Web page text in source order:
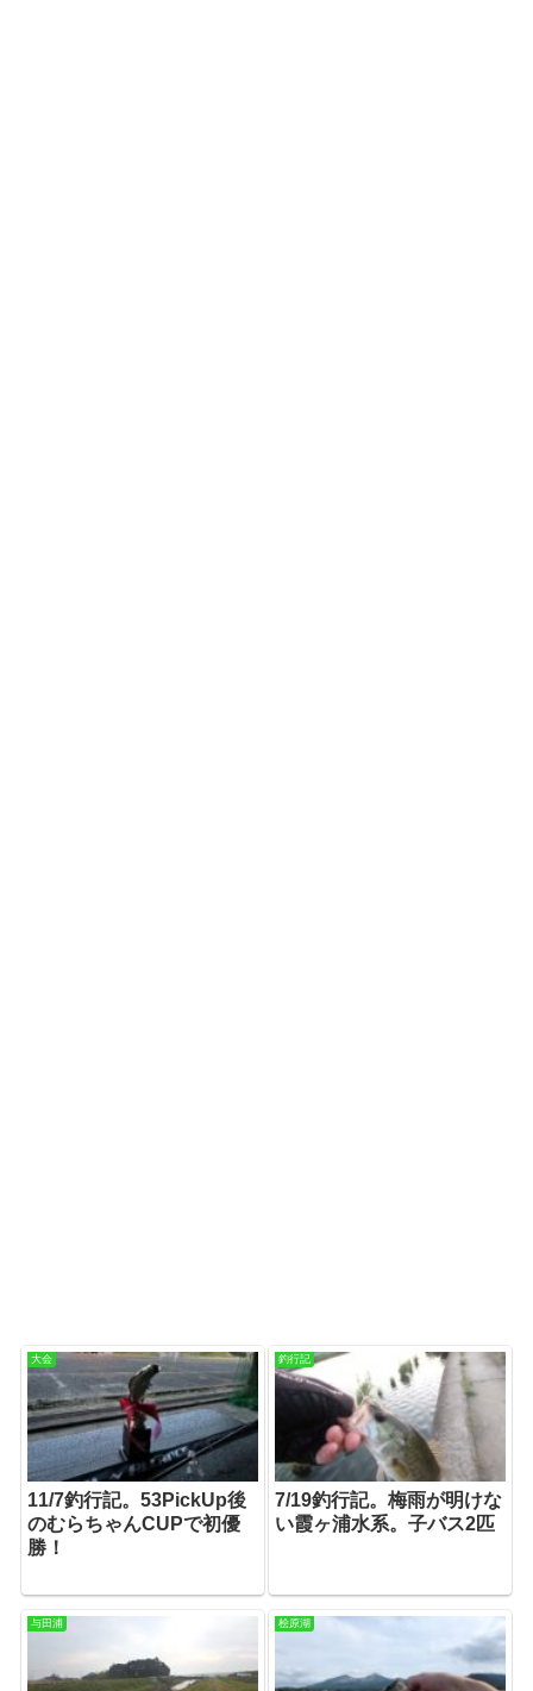
大会
11/7釣行記。53PickUp後
のむらちゃんCUPで初優
勝！
釣行記
7/19釣行記。梅雨が明けな
い霞ヶ浦水系。子バス2匹
与田浦 桧原湖